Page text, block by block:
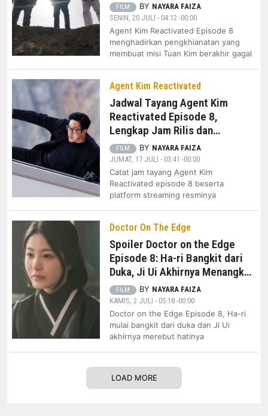
FILM BY NAYARA FAIZA
SENIN, 20 JULI - 04:12 -00:00
Agent Kim Reactivated Episode 8
menghadirkan pengkhianatan yang
membuat misi Tuan Kim berakhir gagal
Agent Kim Reactivated
Jadwal Tayang Agent Kim
Reactivated Episode 8,
Lengkap Jam Rilis dan
Platform Streaming Resmi
FILM BY NAYARA FAIZA
JUMAT, 17 JULI - 03:41 -00:00
Catat jam tayang Agent Kim
Reactivated episode 8 beserta
platform streaming resminya
Doctor On The Edge
Spoiler Doctor on the Edge
Episode 8: Ha-ri Bangkit dari
Duka, Ji Ui Akhirnya Menangkan
Hati
FILM BY NAYARA FAIZA
KAMIS, 2 JULI - 05:18 -00:00
Doctor on the Edge Episode 8, Ha-ri
mulai bangkit dari duka dan Ji Ui
akhirnya merebut hatinya
LOAD MORE